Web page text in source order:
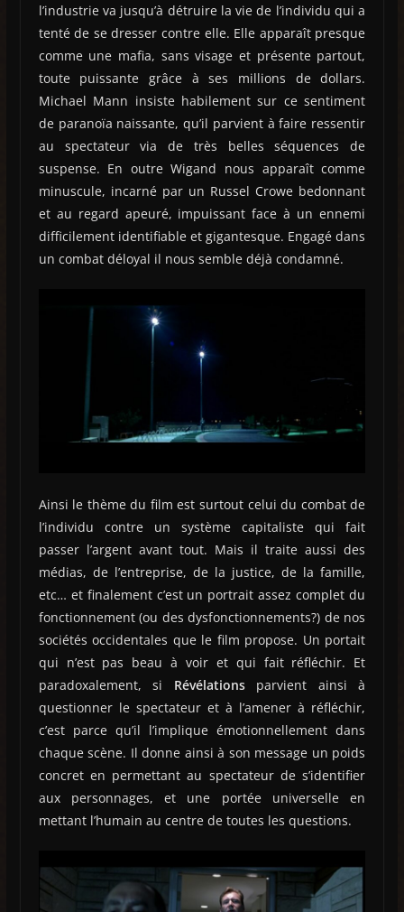
l’industrie va jusqu’à détruire la vie de l’individu qui a
tenté de se dresser contre elle. Elle apparaît presque
comme une mafia, sans visage et présente partout,
toute puissante grâce à ses millions de dollars.
Michael Mann insiste habilement sur ce sentiment
de paranoïa naissante, qu’il parvient à faire ressentir
au spectateur via de très belles séquences de
suspense. En outre Wigand nous apparaît comme
minuscule, incarné par un Russel Crowe bedonnant
et au regard apeuré, impuissant face à un ennemi
difficilement identifiable et gigantesque. Engagé dans
un combat déloyal il nous semble déjà condamné.
Ainsi le thème du film est surtout celui du combat de
l’individu contre un système capitaliste qui fait
passer l’argent avant tout. Mais il traite aussi des
médias, de l’entreprise, de la justice, de la famille,
etc… et finalement c’est un portrait assez complet du
fonctionnement (ou des dysfonctionnements?) de nos
sociétés occidentales que le film propose. Un portait
qui n’est pas beau à voir et qui fait réfléchir. Et
paradoxalement, si Révélationsparvient ainsi à
questionner le spectateur et à l’amener à réfléchir,
c’est parce qu’il l’implique émotionnellement dans
chaque scène. Il donne ainsi à son message un poids
concret en permettant au spectateur de s’identifier
aux personnages, et une portée universelle en
mettant l’humain au centre de toutes les questions.